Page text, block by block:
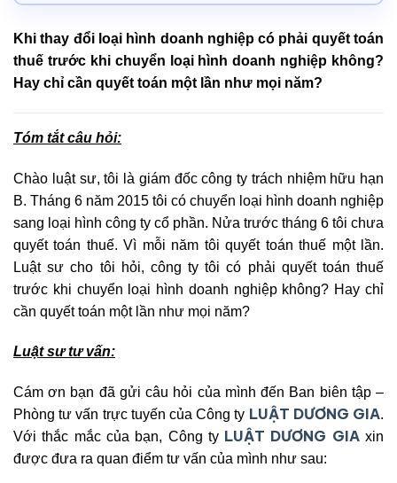
Khi thay đổi loại hình doanh nghiệp có phải quyết toán
thuế trước khi chuyển loại hình doanh nghiệp không?
Hay chỉ cần quyết toán một lần như mọi năm?
Tóm tắt câu hỏi:
Chào luật sư, tôi là giám đốc công ty trách nhiệm hữu hạn
B. Tháng 6 năm 2015 tôi có chuyển loại hình doanh nghiệp
sang loại hình công ty cổ phần. Nửa trước tháng 6 tôi chưa
quyết toán thuế. Vì mỗi năm tôi quyết toán thuế một lần.
Luật sư cho tôi hỏi, công ty tôi có phải quyết toán thuế
trước khi chuyển loại hình doanh nghiệp không? Hay chỉ
cần quyết toán một lần như mọi năm?
Luật sư tư vấn:
Cám ơn bạn đã gửi câu hỏi của mình đến Ban biên tập –
Phòng tư vấn trực tuyến của Công ty LUẬT DƯƠNG GIA.
Với thắc mắc của bạn, Công ty LUẬT DƯƠNG GIAxin
được đưa ra quan điểm tư vấn của mình như sau: